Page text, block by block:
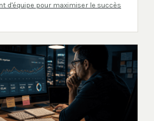
d'équipe pour maximiser le succès